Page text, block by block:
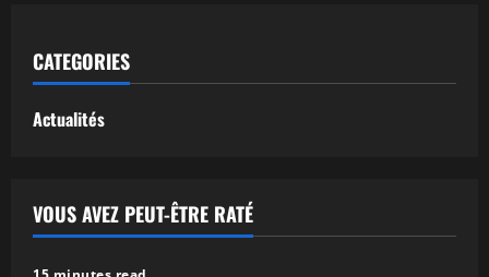
CATEGORIES
Actualités
VOUS AVEZ PEUT-ÊTRE RATÉ